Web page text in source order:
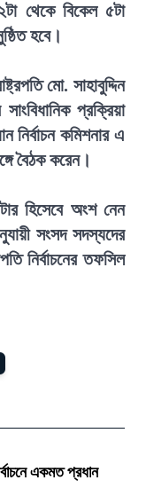
থেকে বিকেল ৫টা
হবে।
মো. সাহাবুদ্দিন
প্রক্রিয়া
কমিশনার এ
বৈঠক করেন।
হিসেবে অংশ নেন
সংসদ সদস্যদের
নির্বাচনের তফসিল
একমত প্রধান